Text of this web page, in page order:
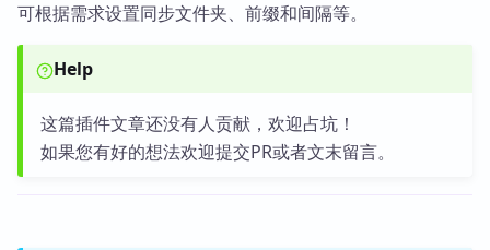
可根据需求设置同步文件夹、前缀和间隔等。
Help
这篇插件文章还没有人贡献，欢迎占坑！
如果您有好的想法欢迎提交PR或者文末留言。